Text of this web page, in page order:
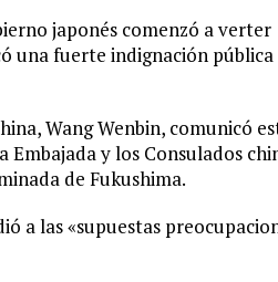
japonés comenzó a verter
una fuerte indignación
Wang Wenbin, comunicó
y los Consulados
de Fukushima.
a las «supuestas